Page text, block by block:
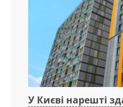
У Києві нарешті